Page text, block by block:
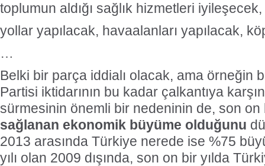
toplumun aldığı sağlık hizmetleri iyileşecek,
yollar yapılacak, havaalanları yapılacak,
…
Belki bir parça iddialı olacak, ama örneğin
Partisi iktidarının bu kadar çalkantıya
sürmesinin önemli bir nedeninin de, son on
sağlanan ekonomik büyüme olduğunu
2013 arasında Türkiye nerede ise %75
yılı olan 2009 dışında, son on bir yılda